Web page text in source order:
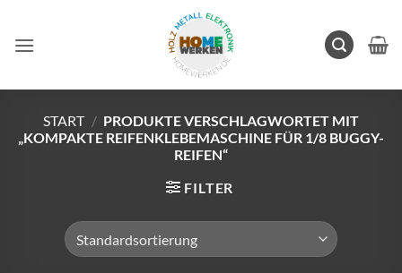
springen
START / PRODUKTE VERSCHLAGWORTET MIT
„KOMPAKTE REIFENKLEBEMASCHINE FÜR 1/8 BUGGY-
REIFEN“
FILTER